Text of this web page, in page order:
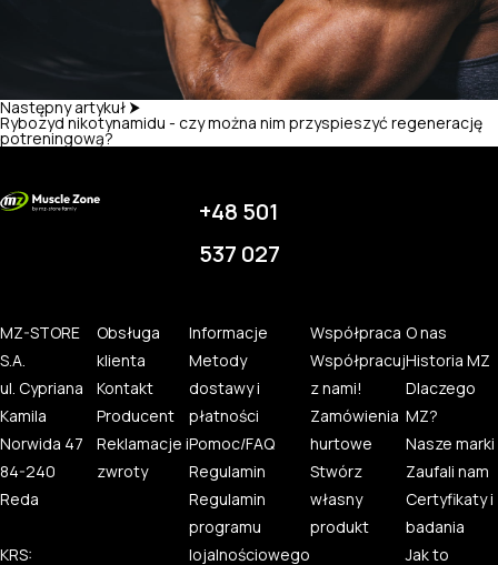
Następny artykuł ⮞
Rybozyd nikotynamidu - czy można nim przyspieszyć regenerację
potreningową?
+48 501
537 027
MZ-STORE
S.A.
ul. Cypriana
Kamila
Norwida 47
84-240
Reda
KRS:
Obsługa
klienta
Kontakt
Producent
Reklamacje i
zwroty
Informacje
Metody
dostawy i
płatności
Pomoc/FAQ
Regulamin
Regulamin
programu
lojalnościowego
Współpraca
Współpracuj
z nami!
Zamówienia
hurtowe
Stwórz
własny
produkt
O nas
Historia MZ
Dlaczego
MZ?
Nasze marki
Zaufali nam
Certyfikaty i
badania
Jak to